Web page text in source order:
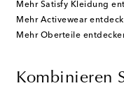
Mehr Satisfy Kleidung
Mehr Activewear
Mehr Oberteile
Kombinieren